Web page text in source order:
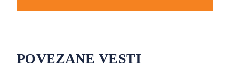
POVEZANE VESTI